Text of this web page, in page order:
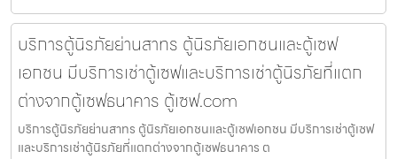
บริการตู้นิรภัยย่านสาทร ตู้นิรภัยเอกชนและตู้เซฟ
เอกชน มีบริการเช่าตู้เซฟและบริการเช่าตู้นิรภัยที่แตก
ต่างจากตู้เซฟธนาคาร ตู้เซฟ.com
บริการตู้นิรภัยย่านสาทร ตู้นิรภัยเอกชนและตู้เซฟเอกชน มีบริการเช่าตู้เซฟ
และบริการเช่าตู้นิรภัยที่แตกต่างจากตู้เซฟธนาคาร ต